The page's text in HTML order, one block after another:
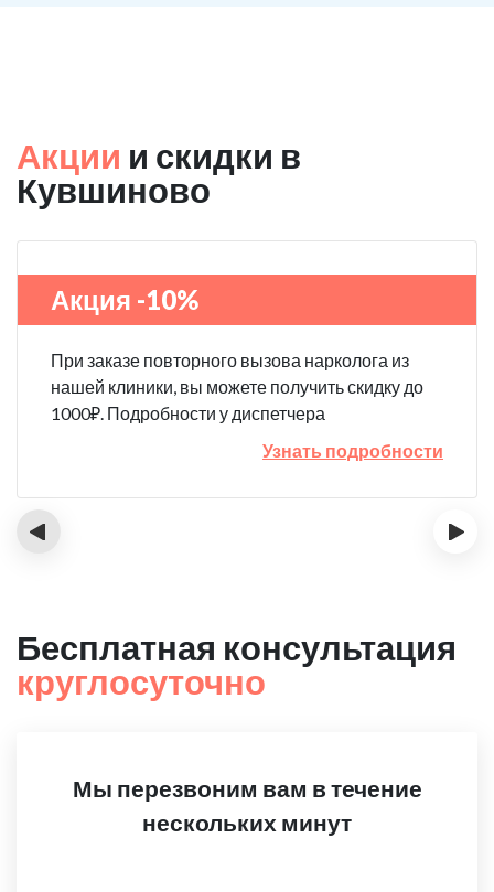
Акции и скидки в
Кувшиново
Акция -10%
При заказе повторного вызова нарколога из
нашей клиники, вы можете получить скидку до
1000₽. Подробности у диспетчера
Узнать подробности
‹ ›
Бесплатная консультация
круглосуточно
Мы перезвоним вам в течение
нескольких минут